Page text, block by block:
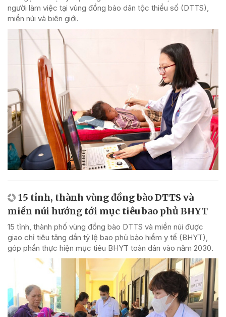
người làm việc tại vùng đồng bào dân tộc thiểu số (DTTS),
miền núi và biên giới.
15 tỉnh, thành vùng đồng bào DTTS và
miền núi hướng tới mục tiêu bao phủ BHYT
15 tỉnh, thành phố vùng đồng bào DTTS và miền núi được
giao chỉ tiêu tăng dần tỷ lệ bao phủ bảo hiểm y tế (BHYT),
góp phần thực hiện mục tiêu BHYT toàn dân vào năm 2030.